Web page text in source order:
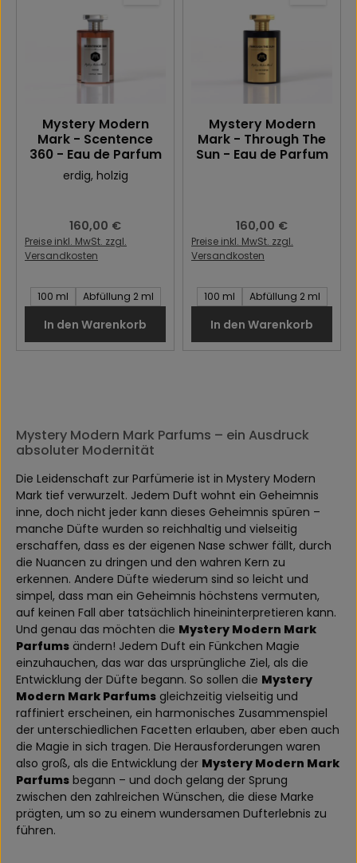
Mystery Modern
Mark - Scentence
360 - Eau de Parfum
erdig, holzig
Regulärer Preis:
160,00 €
Preise inkl. MwSt. zzgl.
Versandkosten
Inhalt des Artikel:
100 ml Abfüllung 2 ml
In den Warenkorb
Mystery Modern
Mark - Through The
Sun - Eau de Parfum
Regulärer Preis:
160,00 €
Preise inkl. MwSt. zzgl.
Versandkosten
Inhalt des Artikel:
100 ml Abfüllung 2 ml
In den Warenkorb
Mystery Modern Mark Parfums – ein Ausdruck
absoluter Modernität
Die Leidenschaft zur Parfümerie ist in Mystery Modern
Mark tief verwurzelt. Jedem Duft wohnt ein Geheimnis
inne, doch nicht jeder kann dieses Geheimnis spüren –
manche Düfte wurden so reichhaltig und vielseitig
erschaffen, dass es der eigenen Nase schwer fällt, durch
die Nuancen zu dringen und den wahren Kern zu
erkennen. Andere Düfte wiederum sind so leicht und
simpel, dass man ein Geheimnis höchstens vermuten,
auf keinen Fall aber tatsächlich hineininterpretieren kann.
Und genau das möchten die Mystery Modern Mark
Parfums ändern! Jedem Duft ein Fünkchen Magie
einzuhauchen, das war das ursprüngliche Ziel, als die
Entwicklung der Düfte begann. So sollen die Mystery
Modern Mark Parfums gleichzeitig vielseitig und
raffiniert erscheinen, ein harmonisches Zusammenspiel
der unterschiedlichen Facetten erlauben, aber eben auch
die Magie in sich tragen. Die Herausforderungen waren
also groß, als die Entwicklung der Mystery Modern Mark
Parfums begann – und doch gelang der Sprung
zwischen den zahlreichen Wünschen, die diese Marke
prägten, um so zu einem wundersamen Dufterlebnis zu
führen.